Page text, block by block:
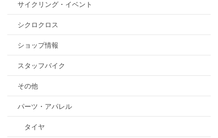
サイクリング・イベント
シクロクロス
ショップ情報
スタッフバイク
その他
パーツ・アパレル
タイヤ